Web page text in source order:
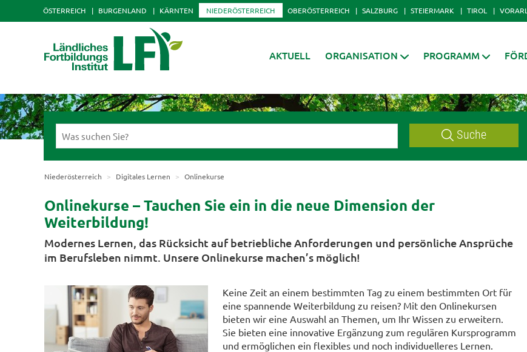
ÖSTERREICH BURGENLAND KÄRNTEN NIEDERÖSTERREICH OBERÖSTERREICH SALZBURG STEIERMARK TIROL
AKTUELL ORGANISATION PROGRAMM
Suche
Niederösterreich Digitales Lernen Onlinekurse
Onlinekurse – Tauchen Sie ein in die neue Dimension der
Weiterbildung!
Modernes Lernen, das Rücksicht auf betriebliche Anforderungen und persönliche Ansprüche
im Berufsleben nimmt. Unsere Onlinekurse machen’s möglich!
Keine Zeit an einem bestimmten Tag zu einem bestimmten Ort für
eine spannende Weiterbildung zu reisen? Mit den Onlinekursen
bieten wir eine Auswahl an Themen, um Ihr Wissen zu erweitern.
Sie bieten eine innovative Ergänzung zum regulären Kursprogramm
und ermöglichen ein flexibles und noch individuelleres Lernen.